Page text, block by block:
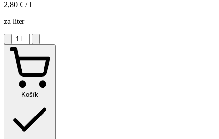
2,80 € / l
za liter
Košík